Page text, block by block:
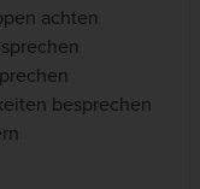
achten
besprechen